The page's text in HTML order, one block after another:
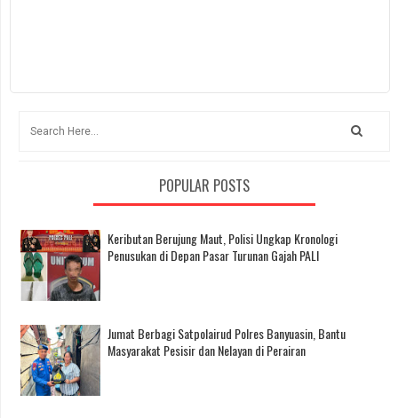
POPULAR POSTS
Keributan Berujung Maut, Polisi Ungkap Kronologi
Penusukan di Depan Pasar Turunan Gajah PALI
Jumat Berbagi Satpolairud Polres Banyuasin, Bantu
Masyarakat Pesisir dan Nelayan di Perairan